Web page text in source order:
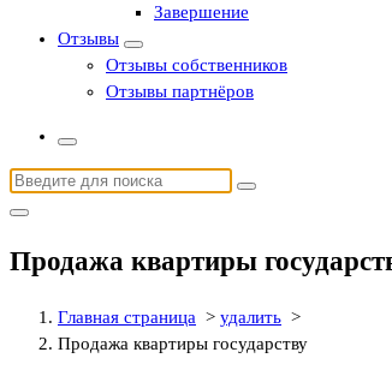
Завершение
Отзывы
Отзывы собственников
Отзывы партнёров
Найти:
Продажа квартиры
Главная страница > удалить >
Продажа квартиры государству